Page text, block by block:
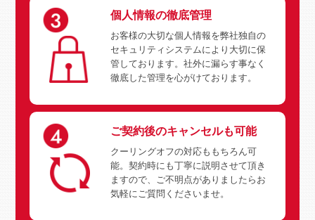
個人情報の徹底管理
お客様の大切な個人情報を弊社独自の
セキュリティシステムにより大切に保
管しております。社外に漏らす事なく
徹底した管理を心がけております。
ご契約後のキャンセルも可能
クーリングオフの対応ももちろん可
能。契約時にも丁寧に説明させて頂き
ますので、ご不明点がありましたらお
気軽にご質問くださいませ。